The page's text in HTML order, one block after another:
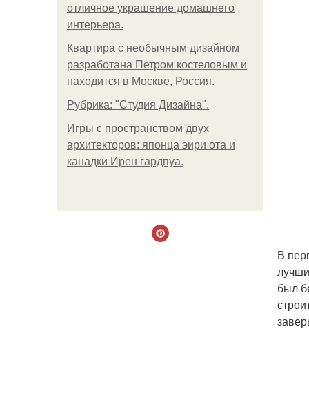
отличное украшение домашнего
интерьера.
Квартира с необычным дизайном
разработана Петром костеловым и
находится в Москве, Россия.
Рубрика: "Студия Дизайна".
Игры с пространством двух
архитекторов: японца эири ота и
канадки Ирен гардпуа.
В
был